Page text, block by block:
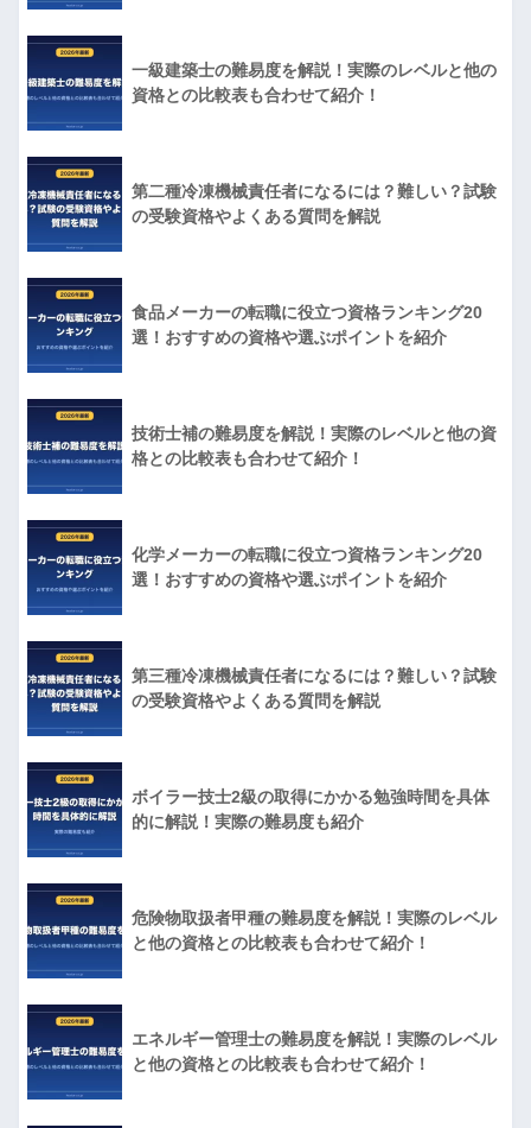
一級建築士の難易度を解説！実際のレベルと他の
資格との比較表も合わせて紹介！
第二種冷凍機械責任者になるには？難しい？試験
の受験資格やよくある質問を解説
食品メーカーの転職に役立つ資格ランキング20
選！おすすめの資格や選ぶポイントを紹介
技術士補の難易度を解説！実際のレベルと他の資
格との比較表も合わせて紹介！
化学メーカーの転職に役立つ資格ランキング20
選！おすすめの資格や選ぶポイントを紹介
第三種冷凍機械責任者になるには？難しい？試験
の受験資格やよくある質問を解説
ボイラー技士2級の取得にかかる勉強時間を具体
的に解説！実際の難易度も紹介
危険物取扱者甲種の難易度を解説！実際のレベル
と他の資格との比較表も合わせて紹介！
エネルギー管理士の難易度を解説！実際のレベル
と他の資格との比較表も合わせて紹介！